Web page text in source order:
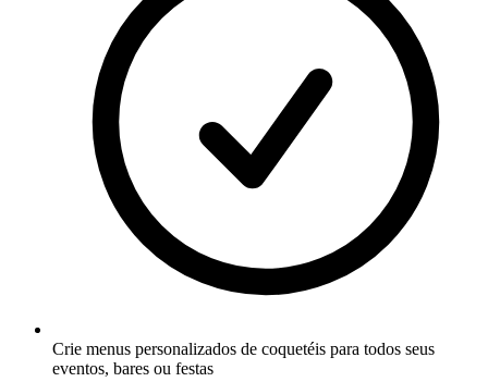
Crie menus personalizados de coquetéis para todos seus
eventos, bares ou festas